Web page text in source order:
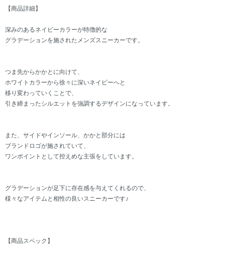
【商品詳細】
深みのあるネイビーカラーが特徴的な
グラデーションを施されたメンズスニーカーです。
つま先からかかとに向けて、
ホワイトカラーから徐々に深いネイビーへと
移り変わっていくことで、
引き締まったシルエットを強調するデザインになっています。
また、サイドやインソール、かかと部分には
ブランドロゴが施されていて、
ワンポイントとして控えめな主張をしています。
グラデーションが足下に存在感を与えてくれるので、
様々なアイテムと相性の良いスニーカーです♪
【商品スペック】